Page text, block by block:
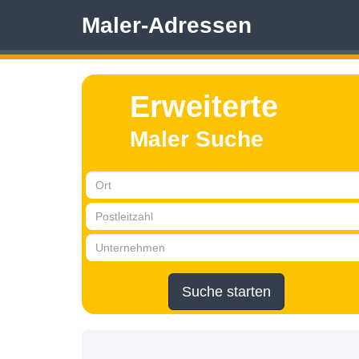
Maler-Adressen
Erweiterte
Maler Suche
Suche starten